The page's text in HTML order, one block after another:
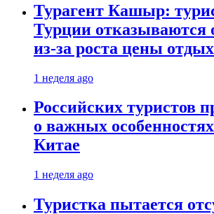
Турагент Кашыр:
Турции отказываются
из-за роста цены
1 неделя ago
Российских туристов
о важных
Китае
1 неделя ago
Туристка пытается